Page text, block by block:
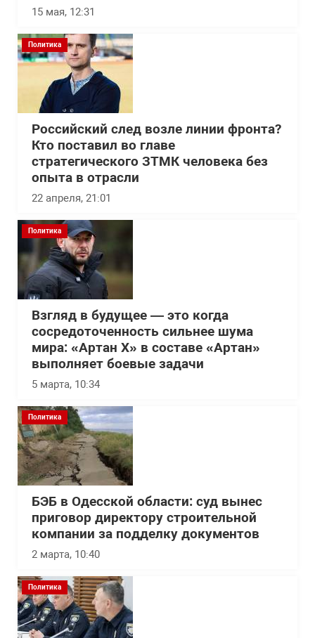
15 мая, 12:31
Политика
Российский след возле линии фронта?
Кто поставил во главе
стратегического ЗТМК человека без
опыта в отрасли
22 апреля, 21:01
Политика
Взгляд в будущее — это когда
сосредоточенность сильнее шума
мира: «Артан Х» в составе «Артан»
выполняет боевые задачи
5 марта, 10:34
Политика
БЭБ в Одесской области: суд вынес
приговор директору строительной
компании за подделку документов
2 марта, 10:40
Политика